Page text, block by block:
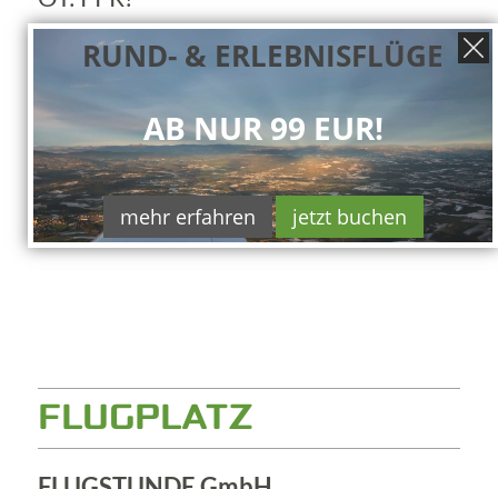
FLUGPLATZ
RUND- & ERLEBNISFLÜGE
AB NUR 99 EUR!
mehr erfahren jetzt buchen